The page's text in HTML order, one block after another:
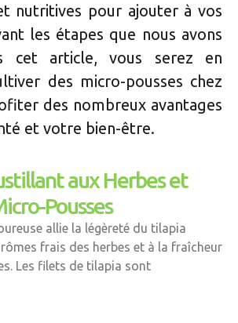
nutritives pour ajouter à vos
les étapes que nous avons
cet article, vous serez en
des micro-pousses chez
des nombreux avantages
et votre bien-être.
aux Herbes et
Pousses
allie la légèreté du tilapia
frais des herbes et à la fraîcheur
Les filets de tilapia sont